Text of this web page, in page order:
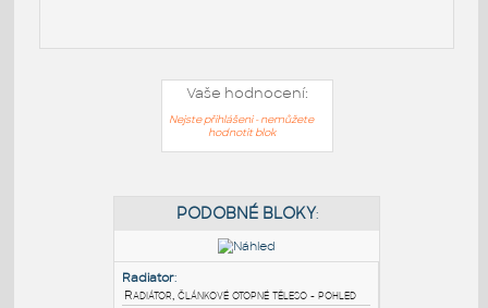
Vaše hodnocení:
Nejste přihlášeni - nemůžete
hodnotit blok